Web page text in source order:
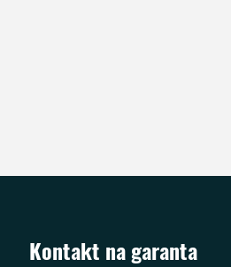
Kontakt na garanta